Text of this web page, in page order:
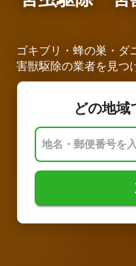
ゴキブリ・蜂の巣・ダ
害獣駆除の業者を見つ
どの地域